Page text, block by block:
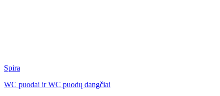
Spira
WC puodai ir WC puodų dangčiai